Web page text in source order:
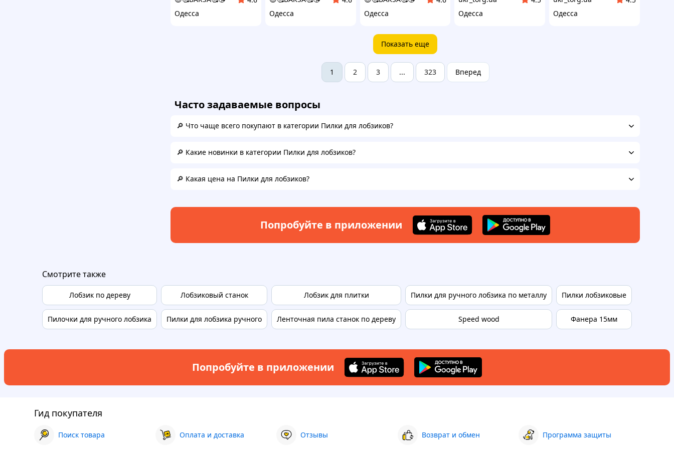
Одесса
Одесса
Одесса
Одесса
Одесса
Показать еще
1 2 3 ... 323 Вперед
Часто задаваемые вопросы
🔎 Что чаще всего покупают в категории Пилки для лобзиков?
🔎 Какие новинки в категории Пилки для лобзиков?
🔎 Какая цена на Пилки для лобзиков?
Попробуйте в приложении
Смотрите также
Лобзик по дереву
Пилочки для ручного лобзика
Лобзиковый станок
Пилки для лобзика ручного
Лобзик для плитки
Ленточная пила станок по дереву
Пилки для ручного лобзика по металлу
Speed wood
Пилки лобзиковые
Фанера 15мм
Попробуйте в приложении
Гид покупателя
Поиск товара Оплата и доставка Отзывы Возврат и обмен Программа защиты